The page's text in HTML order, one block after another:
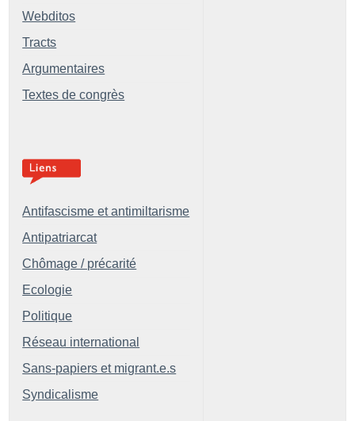
Webditos
Tracts
Argumentaires
Textes de congrès
Antifascisme et antimiltarisme
Antipatriarcat
Chômage / précarité
Ecologie
Politique
Réseau international
Sans-papiers et migrant.e.s
Syndicalisme